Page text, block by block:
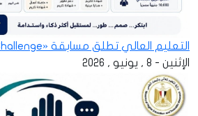
التعليم العالي تطلق مسابقة «Sensor X Challenge»…
الإثنين - 8 , يونيو , 2026